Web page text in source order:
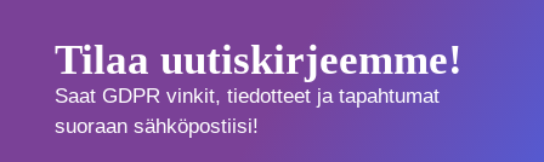
Tilaa uutiskirjeemme!
Saat GDPR vinkit, tiedotteet ja tapahtumat
suoraan sähköpostiisi!